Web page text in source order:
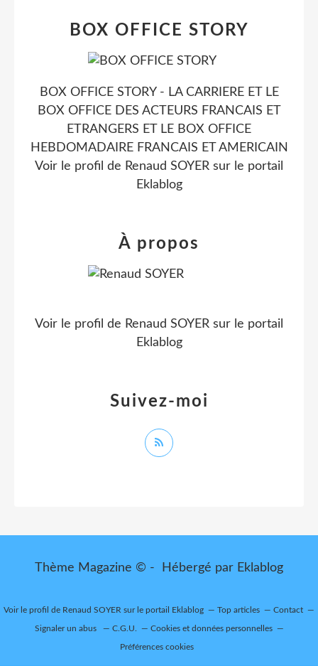
BOX OFFICE STORY
BOX OFFICE STORY - LA CARRIERE ET LE
BOX OFFICE DES ACTEURS FRANCAIS ET
ETRANGERS ET LE BOX OFFICE
HEBDOMADAIRE FRANCAIS ET AMERICAIN
Voir le profil de Renaud SOYER sur le portail
Eklablog
Suivez-moi
À propos
Voir le profil de Renaud SOYER sur le portail
Eklablog
Thème Magazine © - Hébergé par Eklablog
Voir le profil de Renaud SOYER sur le portail Eklablog Top articles Contact
Signaler un abus C.G.U. Cookies et données personnelles
Préférences cookies